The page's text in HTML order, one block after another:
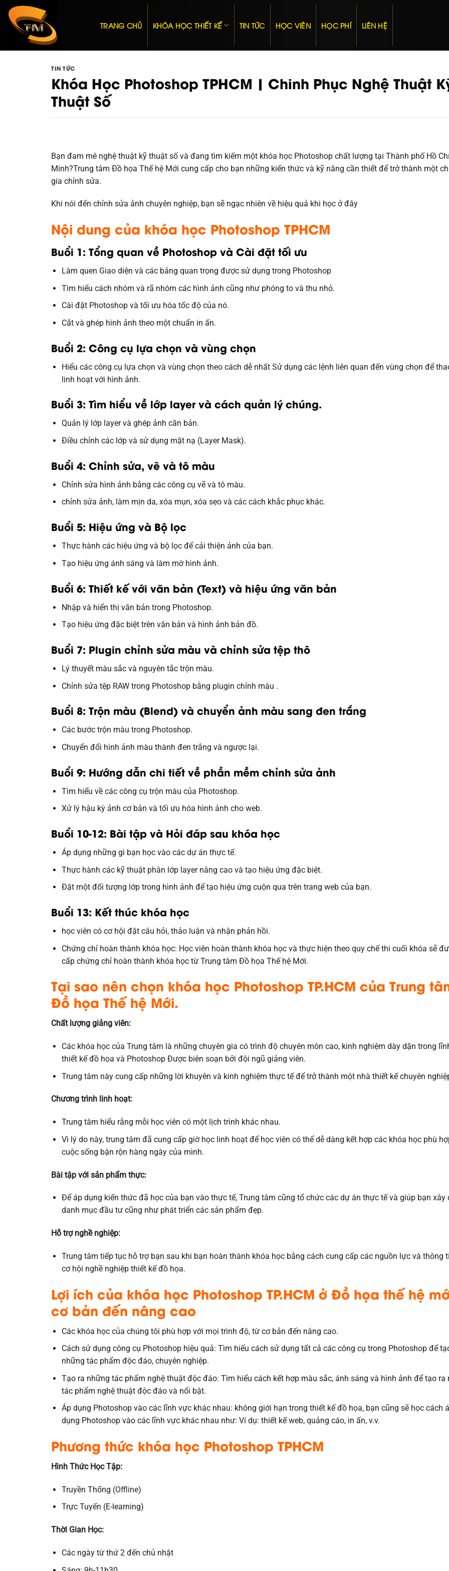
qua
TRANG CHỦ KHÓA HỌC THIẾT KẾ TIN TỨC HỌC VIÊN HỌC PHÍ LIÊN HỆ
TIN TỨC
Khóa Học Photoshop TPHCM | Chinh Phục Nghệ Thuật
Thuật Số
Bạn đam mê nghệ thuật kỹ thuật số và đang tìm kiếm một khóa học Photoshop chất lượng tại Thành phố Hồ
Minh?Trung tâm Đồ họa Thế hệ Mới cung cấp cho bạn những kiến ​​thức và kỹ năng cần thiết để trở thành một
gia chỉnh sửa.
Khi nói đến chỉnh sửa ảnh chuyên nghiệp, bạn sẽ ngạc nhiên về hiệu quả khi học ở đây
Nội dung của khóa học Photoshop TPHCM
Buổi 1: Tổng quan về Photoshop và Cài đặt tối ưu
Làm quen Giao diện và các bảng quan trọng được sử dụng trong Photoshop
Tìm hiểu cách nhóm và rã nhóm các hình ảnh cũng như phóng to và thu nhỏ.
Cài đặt Photoshop và tối ưu hóa tốc độ của nó.
Cắt và ghép hình ảnh theo một chuẩn in ấn.
Buổi 2: Công cụ lựa chọn và vùng chọn
Hiểu các công cụ lựa chọn và vùng chọn theo cách dễ nhất Sử dụng các lệnh liên quan đến vùng chọn để
linh hoạt với hình ảnh.
Buổi 3: Tìm hiểu về lớp layer và cách quản lý chúng.
Quản lý lớp layer và ghép ảnh căn bản.
Điều chỉnh các lớp và sử dụng mặt nạ (Layer Mask).
Buổi 4: Chỉnh sửa, vẽ và tô màu
Chỉnh sửa hình ảnh bằng các công cụ vẽ và tô màu.
chỉnh sửa ảnh, làm mịn da, xóa mụn, xóa sẹo và các cách khắc phục khác.
Buổi 5: Hiệu ứng và Bộ lọc
Thực hành các hiệu ứng và bộ lọc để cải thiện ảnh của bạn.
Tạo hiệu ứng ánh sáng và làm mờ hình ảnh.
Buổi 6: Thiết kế với văn bản (Text) và hiệu ứng văn bản
Nhập và hiển thị văn bản trong Photoshop.
Tạo hiệu ứng đặc biệt trên văn bản và hình ảnh bản đồ.
Buổi 7: Plugin chỉnh sửa màu và chỉnh sửa tệp thô
Lý thuyết màu sắc và nguyên tắc trộn màu.
Chỉnh sửa tệp RAW trong Photoshop bằng plugin chỉnh màu .
Buổi 8: Trộn màu (Blend) và chuyển ảnh màu sang đen trắng
Các bước trộn màu trong Photoshop.
Chuyển đổi hình ảnh màu thành đen trắng và ngược lại.
Buổi 9: Hướng dẫn chi tiết về phần mềm chỉnh sửa ảnh
Tìm hiểu về các công cụ trộn màu của Photoshop.
Xử lý hậu kỳ ảnh cơ bản và tối ưu hóa hình ảnh cho web.
Buổi 10-12: Bài tập và Hỏi đáp sau khóa học
Áp dụng những gì bạn học vào các dự án thực tế.
Thực hành các kỹ thuật phân lớp layer nâng cao và tạo hiệu ứng đặc biệt.
Đặt một đối tượng lớp trong hình ảnh để tạo hiệu ứng cuộn qua trên trang web của bạn.
Buổi 13: Kết thúc khóa học
học viên có cơ hội đặt câu hỏi, thảo luận và nhận phản hồi.
Chứng chỉ hoàn thành khóa học: Học viên hoàn thành khóa học và thực hiện theo quy chế thi cuối khóa sẽ
cấp chứng chỉ hoàn thành khóa học từ Trung tâm Đồ họa Thế hệ Mới.
Tại sao nên chọn khóa học Photoshop TP.HCM của Trung
Đồ họa Thế hệ Mới.
Chất lượng giảng viên:
Các khóa học của Trung tâm là những chuyên gia có trình độ chuyên môn cao, kinh nghiệm dày dặn trong
thiết kế đồ họa và Photoshop Được biên soạn bởi đội ngũ giảng viên.
Trung tâm này cung cấp những lời khuyên và kinh nghiệm thực tế để trở thành một nhà thiết kế chuyên
Chương trình linh hoạt:
Trung tâm hiểu rằng mỗi học viên có một lịch trình khác nhau.
Vì lý do này, trung tâm đã cung cấp giờ học linh hoạt để học viên có thể dễ dàng kết hợp các khóa học phù
cuộc sống bận rộn hàng ngày của mình.
Bài tập với sản phẩm thực:
Để áp dụng kiến ​​thức đã học của bạn vào thực tế, Trung tâm cũng tổ chức các dự án thực tế và giúp bạn xây
danh mục đầu tư cũng như phát triển các sản phẩm đẹp.
Hỗ trợ nghề nghiệp:
Trung tâm tiếp tục hỗ trợ bạn sau khi bạn hoàn thành khóa học bằng cách cung cấp các nguồn lực và thông
cơ hội nghề nghiệp thiết kế đồ họa.
Lợi ích của khóa học Photoshop TP.HCM ở Đồ họa thế hệ
cơ bản đến nâng cao
Các khóa học của chúng tôi phù hợp với mọi trình độ, từ cơ bản đến nâng cao.
Cách sử dụng công cụ Photoshop hiệu quả: Tìm hiểu cách sử dụng tất cả các công cụ trong Photoshop để
những tác phẩm độc đáo, chuyên nghiệp.
Tạo ra những tác phẩm nghệ thuật độc đáo: Tìm hiểu cách kết hợp màu sắc, ánh sáng và hình ảnh để tạo ra
tác phẩm nghệ thuật độc đáo và nổi bật.
Áp dụng Photoshop vào các lĩnh vực khác nhau: không giới hạn trong thiết kế đồ họa, bạn cũng sẽ học cách
dụng Photoshop vào các lĩnh vực khác nhau như: Ví dụ: thiết kế web, quảng cáo, in ấn, v.v.
Phương thức khóa học Photoshop TPHCM
Hình Thức Học Tập:
Truyền Thống (Offline)
Trực Tuyến (E-learning)
Thời Gian Học:
Các ngày từ thứ 2 đến chủ nhật